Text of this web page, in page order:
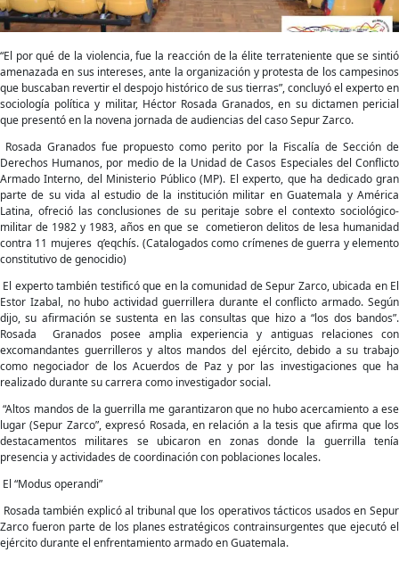
“El por qué de la violencia, fue la reacción de la élite terrateniente que se sintió
amenazada en sus intereses, ante la organización y protesta de los campesinos
que buscaban revertir el despojo histórico de sus tierras”, concluyó el experto en
sociología política y militar, Héctor Rosada Granados, en su dictamen pericial
que presentó en la novena jornada de audiencias del caso Sepur Zarco.
Rosada Granados fue propuesto como perito por la Fiscalía de Sección de
Derechos Humanos, por medio de la Unidad de Casos Especiales del Conflicto
Armado Interno, del Ministerio Público (MP). El experto, que ha dedicado gran
parte de su vida al estudio de la institución militar en Guatemala y América
Latina, ofreció las conclusiones de su peritaje sobre el contexto sociológico-
militar de 1982 y 1983, años en que se cometieron delitos de lesa humanidad
contra 11 mujeres q’eqchís. (Catalogados como crímenes de guerra y elemento
constitutivo de genocidio)
El experto también testificó que en la comunidad de Sepur Zarco, ubicada en El
Estor Izabal, no hubo actividad guerrillera durante el conflicto armado. Según
dijo, su afirmación se sustenta en las consultas que hizo a “los dos bandos”.
Rosada Granados posee amplia experiencia y antiguas relaciones con
excomandantes guerrilleros y altos mandos del ejército, debido a su trabajo
como negociador de los Acuerdos de Paz y por las investigaciones que ha
realizado durante su carrera como investigador social.
“Altos mandos de la guerrilla me garantizaron que no hubo acercamiento a ese
lugar (Sepur Zarco”, expresó Rosada, en relación a la tesis que afirma que los
destacamentos militares se ubicaron en zonas donde la guerrilla tenía
presencia y actividades de coordinación con poblaciones locales.
El “Modus operandi”
Rosada también explicó al tribunal que los operativos tácticos usados en Sepur
Zarco fueron parte de los planes estratégicos contrainsurgentes que ejecutó el
ejército durante el enfrentamiento armado en Guatemala.